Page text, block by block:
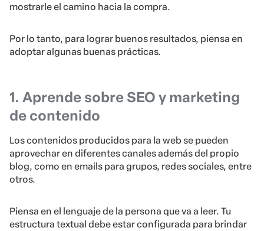
mostrarle el camino hacia la compra.
Por lo tanto, para lograr buenos resultados, piensa en
adoptar algunas buenas prácticas.
1. Aprende sobre SEO y marketing
de contenido
Los contenidos producidos para la web se pueden
aprovechar en diferentes canales además del propio
blog, como en emails para grupos, redes sociales, entre
otros.
Piensa en el lenguaje de la persona que va a leer. Tu
estructura textual debe estar configurada para brindar